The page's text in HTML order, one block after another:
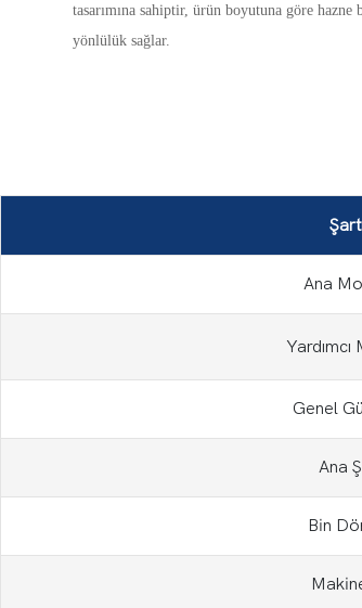
tasarımına sahiptir, ürün boyutuna göre
yönlülük sağlar.
Ana
Genel
Ana
Bin